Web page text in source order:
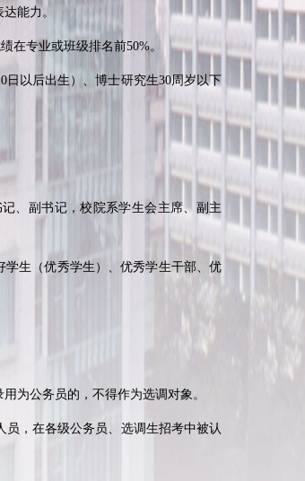
能力。
在专业或班级排名前50%。
日以后出生）、博士研究生30周岁以下
、副书记，校院系学生会主席、副主
生（优秀学生）、优秀学生干部、优
为公务员的，不得作为选调对象。
，在各级公务员、选调生招考中被认